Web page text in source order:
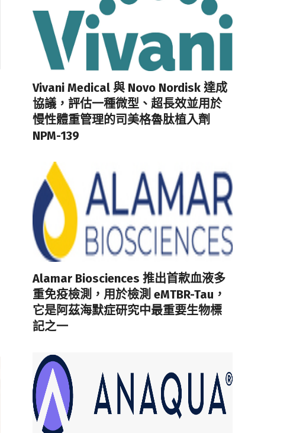
Vivani Medical 與 Novo Nordisk 達成
協議，評估一種微型、超長效並用於
慢性體重管理的司美格魯肽植入劑
NPM-139
Alamar Biosciences 推出首款血液多
重免疫檢測，用於檢測 eMTBR-Tau，
它是阿茲海默症研究中最重要生物標
記之一